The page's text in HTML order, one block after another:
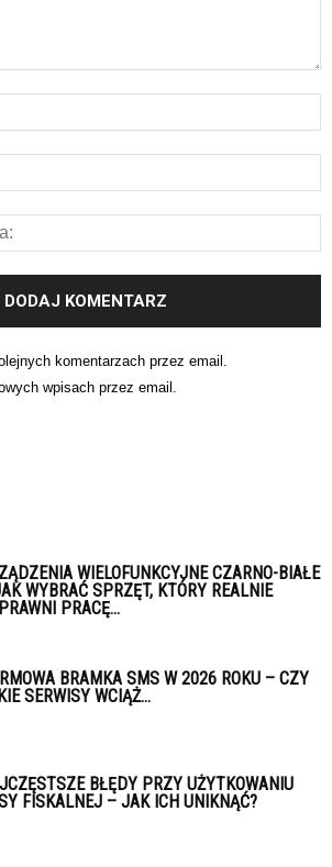
komentarzach przez email.
wpisach przez email.
WIELOFUNKCYJNE CZARNO-BIAŁE
WYBRAĆ SPRZĘT, KTÓRY REALNIE
PRACĘ...
BRAMKA SMS W 2026 ROKU – CZY
SERWISY WCIĄŻ...
BŁĘDY PRZY UŻYTKOWANIU
FISKALNEJ – JAK ICH UNIKNĄĆ?